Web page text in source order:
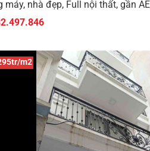
máy, nhà đẹp, Full nội thất, gần
m2